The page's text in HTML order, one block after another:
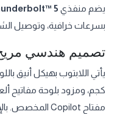
يضم منفذي 5
بسرعات خرافية، وتوصيل
تصميم هندسي